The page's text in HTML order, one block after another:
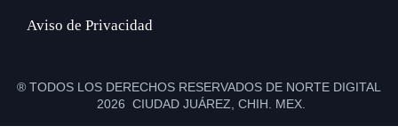
Aviso de Privacidad
® TODOS LOS DERECHOS RESERVADOS DE NORTE DIGITAL
2026 CIUDAD JUÁREZ, CHIH. MEX.